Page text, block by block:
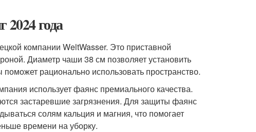
года
компании WeltWasser. Это приставной
Диаметр чаши 38 см позволяет установить
рационально использовать пространство.
использует фаянс премиального качества.
застаревшие загрязнения. Для защиты фаянс
солям кальция и магния, что помогает
времени на уборку.